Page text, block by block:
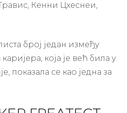
Кенни Цхеснеи,
број један између
која је већ била у
показала се као једна за